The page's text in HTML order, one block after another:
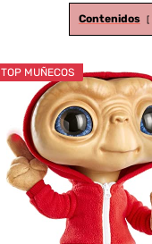
Contenidos
TOP MUÑECOS